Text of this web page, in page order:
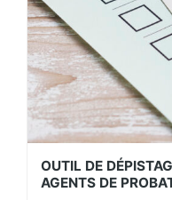
OUTIL DE
AGENTS DE